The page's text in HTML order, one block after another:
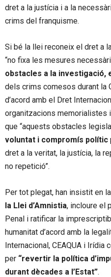
dret a la justícia i a la
crims del franquisme.
Si bé la llei reconeix el dret a
“no fixa les mesures
obstacles a la investigació,
dels crims comesos durant la
d’acord amb el Dret
organitzacions memorialistes
que “aquests obstacles
voluntat i compromís polític
dret a la veritat, la justícia, la
no repetició”.
Per tot plegat, han insistit en
la Llei d’Amnistia, incloure el
Penal i ratificar la
humanitat d’acord amb la
Internacional, CEAQUA i Irídia
per “revertir la política
durant dècades a l’Estat”.